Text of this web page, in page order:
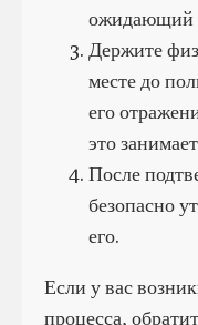
ожидающий
Держите
месте до
его
это
После
безопасно
его.
Если у вас
процесса,